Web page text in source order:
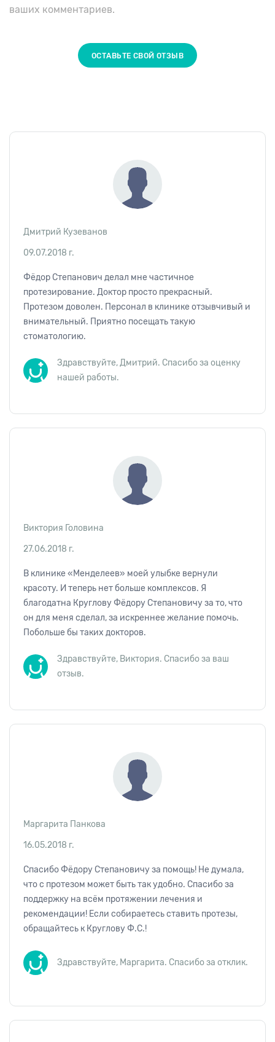
ваших комментариев.
ОСТАВЬТЕ СВОЙ ОТЗЫВ
Дмитрий Кузеванов
09.07.2018 г.
Фёдор Степанович делал мне частичное
протезирование. Доктор просто прекрасный.
Протезом доволен. Персонал в клинике отзывчивый и
внимательный. Приятно посещать такую
стоматологию.
Здравствуйте, Дмитрий. Спасибо за оценку
нашей работы.
Виктория Головина
27.06.2018 г.
В клинике «Менделеев» моей улыбке вернули
красоту. И теперь нет больше комплексов. Я
благодатна Круглову Фёдору Степановичу за то, что
он для меня сделал, за искреннее желание помочь.
Побольше бы таких докторов.
Здравствуйте, Виктория. Спасибо за ваш
отзыв.
Маргарита Панкова
16.05.2018 г.
Спасибо Фёдору Степановичу за помощь! Не думала,
что с протезом может быть так удобно. Спасибо за
поддержку на всём протяжении лечения и
рекомендации! Если собираетесь ставить протезы,
обращайтесь к Круглову Ф.С.!
Здравствуйте, Маргарита. Спасибо за отклик.